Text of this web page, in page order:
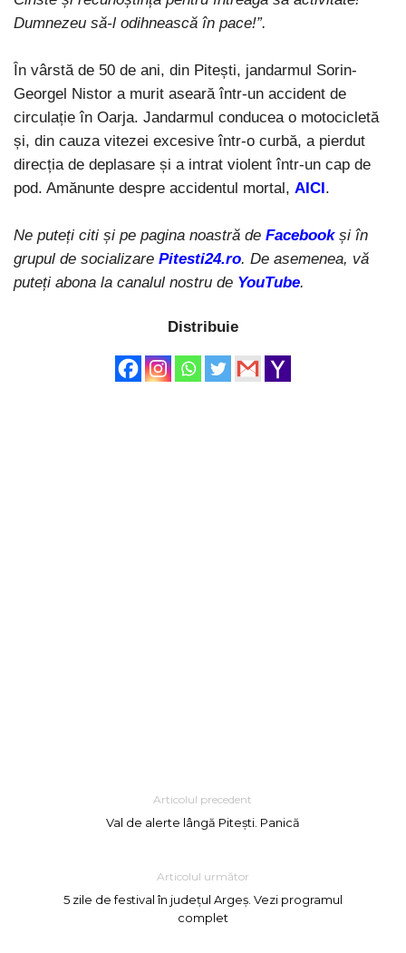
Dumnezeu să-l odihnească în pace!”.
În vârstă de 50 de ani, din Pitești, jandarmul Sorin-
Georgel Nistor a murit aseară într-un accident de
circulație în Oarja. Jandarmul conducea o motocicletă
și, din cauza vitezei excesive într-o curbă, a pierdut
direcția de deplasare și a intrat violent într-un cap de
pod. Amănunte despre accidentul mortal, AICI.
Ne puteți citi și pe pagina noastră de Facebook și în
grupul de socializare Pitesti24.ro. De asemenea, vă
puteți abona la canalul nostru de YouTube.
Distribuie
Articolul precedent
Val de alerte lângă Pitești. Panică
Articolul următor
5 zile de festival în județul Argeș. Vezi programul
complet